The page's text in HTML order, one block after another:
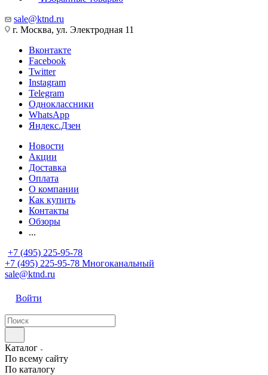
sale@ktnd.ru
г. Москва, ул. Электродная 11
Вконтакте
Facebook
Twitter
Instagram
Telegram
Одноклассники
WhatsApp
Яндекс.Дзен
Новости
Акции
Доставка
Оплата
О компании
Как купить
Контакты
Обзоры
...
+7 (495) 225-95-78
+7 (495) 225-95-78 Многоканальный
sale@ktnd.ru
Войти
Каталог
По всему сайту
По каталогу